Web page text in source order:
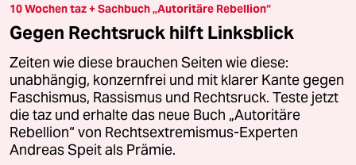
10 Wochen taz + Sachbuch „Autoritäre Rebellion“
Gegen Rechtsruck hilft Linksblick
Zeiten wie diese brauchen Seiten wie diese:
unabhängig, konzernfrei und mit klarer Kante gegen
Faschismus, Rassismus und Rechtsruck. Teste jetzt
die taz und erhalte das neue Buch „Autoritäre
Rebellion“ von Rechtsextremismus-Experten
Andreas Speit als Prämie.